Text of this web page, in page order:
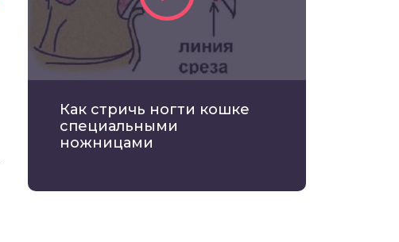
Как стричь ногти кошке
специальными
ножницами